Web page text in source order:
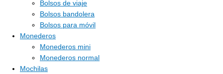
Bolsos de viaje
Bolsos bandolera
Bolsos para móvil
Monederos
Monederos mini
Monederos normal
Mochilas